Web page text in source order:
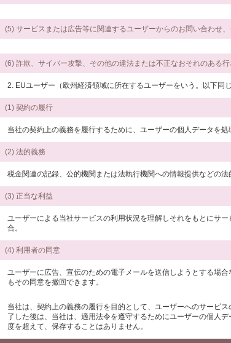
(5) サービスまたは広告等に関連するユーザーからのお問い合わせ
(6) 詐欺、サイバー攻撃、その他の違法または不正なおそれのある
2. EUユーザー（欧州経済領域に所在するユーザーをいう。以下同
(1) 契約の履行
当社の契約上の義務を履行するために、ユーザーの個人データを処
(2) 法的義務
税金関連の記録、公的機関または法執行機関への情報提供などの
(3) 正当な利益
ユーザーによる当社サービスの利用状況を理解しそれをもとにサ
合。
(4) 利用者の同意
ユーザーに広告、宣伝のための電子メールを送信しようとする場
もその同意を撤回できます。
当社は、契約上の義務の履行を目的として、ユーザーへのサービ
了した後は、当社は、適用法令を遵守するためにユーザーの個人
度を超えて、保存することはありません。